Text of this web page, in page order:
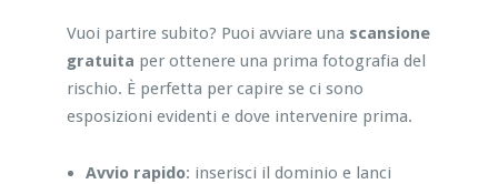
Vuoi partire subito? Puoi avviare una scansione
gratuita per ottenere una prima fotografia del
rischio. È perfetta per capire se ci sono
esposizioni evidenti e dove intervenire prima.
Avvio rapido: inserisci il dominio e lanci